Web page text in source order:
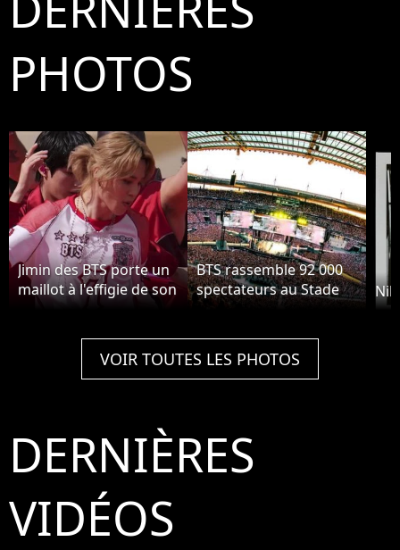
PHOTOS
Jimin des BTS porte un
maillot à l'effigie de son
groupe à la Coupe du
BTS rassemble 92 000
spectateurs au Stade
de France
VOIR TOUTES LES PHOTOS
DERNIÈRES
VIDÉOS